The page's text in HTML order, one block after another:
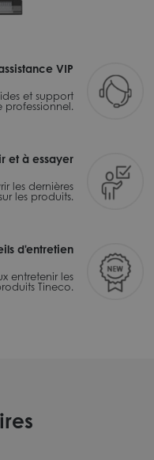
VIP
et support
professionnel.
et à essayer
les dernières
les produits.
d'entretien
entretenir les
Tineco.